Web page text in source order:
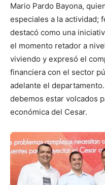
Mario Pardo Bayona,
especiales a la actividad;
destacó como una
el momento retador a
viviendo y expresó el
financiera con el sector
adelante el
debemos estar volcados
económica del Cesar.